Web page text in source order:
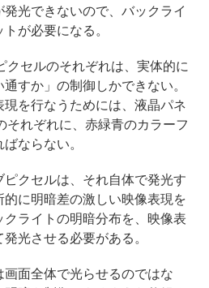
光できないので、バックライ
が必要になる。
クセルのそれぞれは、実体的に
すか」の制御しかできない。
を行なうためには、液晶パネ
それぞれに、赤緑青のカラーフ
ならない。
ピクセルは、それ自体で発光す
に明暗差の激しい映像表現を
ライトの明暗分布を、映像表
光させる必要がある。
面全体で光らせるのではな